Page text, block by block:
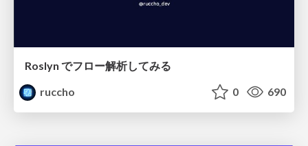
Roslyn でフロー解析してみる
ruccho
0 690